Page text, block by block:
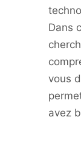
Dans
vous
avez